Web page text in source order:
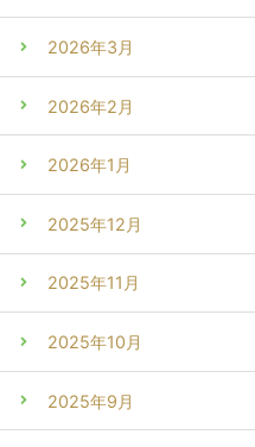
2026年3月
2026年2月
2026年1月
2025年12月
2025年11月
2025年10月
2025年9月